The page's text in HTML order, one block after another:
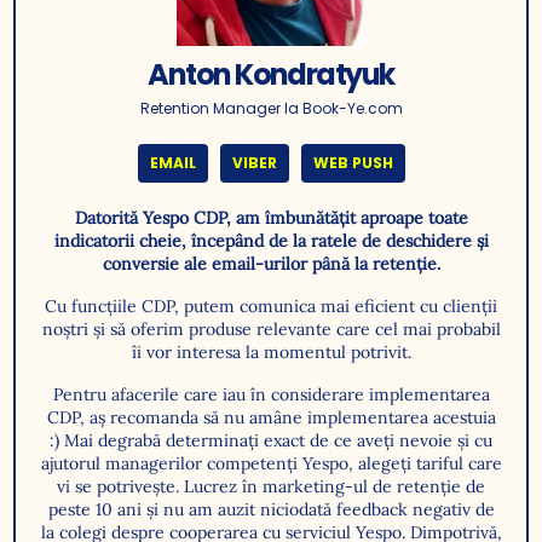
Anton Kondratyuk
Retention Manager la Book-Ye.com
EMAIL VIBER WEB PUSH
Datorită Yespo CDP, am îmbunătățit aproape toate
indicatorii cheie, începând de la ratele de deschidere și
conversie ale email-urilor până la retenție.
Cu funcțiile CDP, putem comunica mai eficient cu clienții
noștri și să oferim produse relevante care cel mai probabil
îi vor interesa la momentul potrivit.
Pentru afacerile care iau în considerare implementarea
CDP, aș recomanda să nu amâne implementarea acestuia
:) Mai degrabă determinați exact de ce aveți nevoie și cu
ajutorul managerilor competenți Yespo, alegeți tariful care
vi se potrivește. Lucrez în marketing-ul de retenție de
peste 10 ani și nu am auzit niciodată feedback negativ de
la colegi despre cooperarea cu serviciul Yespo. Dimpotrivă,